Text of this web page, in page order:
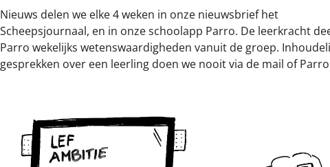
Nieuws delen we elke 4 weken in onze nieuwsbrief het
Scheepsjournaal, en in onze schoolapp Parro. De leerkracht
Parro wekelijks wetenswaardigheden vanuit de groep.
gesprekken over een leerling doen we nooit via de mail of